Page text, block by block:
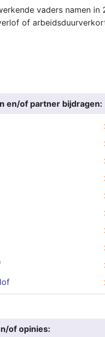
vaders namen
of
en/of partner bijdragen:
of opinies: